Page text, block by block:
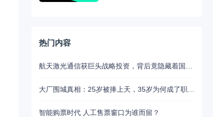
热门内容
智能购票时代 人工售票窗口为谁而留？